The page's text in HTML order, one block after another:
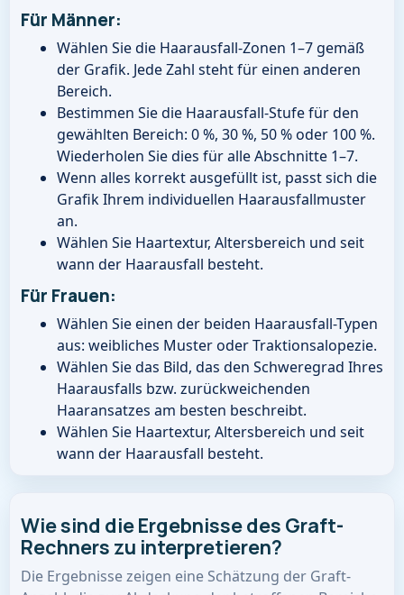
Für Männer:
Wählen Sie die Haarausfall-Zonen 1–7 gemäß
der Grafik. Jede Zahl steht für einen anderen
Bereich.
Bestimmen Sie die Haarausfall-Stufe für den
gewählten Bereich: 0 %, 30 %, 50 % oder 100 %.
Wiederholen Sie dies für alle Abschnitte 1–7.
Wenn alles korrekt ausgefüllt ist, passt sich die
Grafik Ihrem individuellen Haarausfallmuster
an.
Wählen Sie Haartextur, Altersbereich und seit
wann der Haarausfall besteht.
Für Frauen:
Wählen Sie einen der beiden Haarausfall-Typen
aus: weibliches Muster oder Traktionsalopezie.
Wählen Sie das Bild, das den Schweregrad Ihres
Haarausfalls bzw. zurückweichenden
Haaransatzes am besten beschreibt.
Wählen Sie Haartextur, Altersbereich und seit
wann der Haarausfall besteht.
Wie sind die Ergebnisse des Graft-
Rechners zu interpretieren?
Die Ergebnisse zeigen eine Schätzung der Graft-